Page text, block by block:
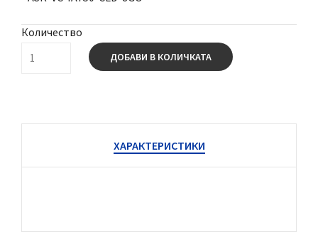
Количество
ДОБАВИ В КОЛИЧКАТА
ХАРАКТЕРИСТИКИ